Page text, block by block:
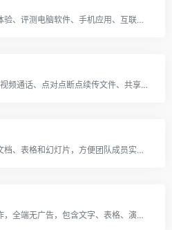
小众软件是一个分享、体验、评测电脑软件、手机应用、互联网产品的网站
腾讯QQ支持在线聊天、视频通话、点对点断点续传文件、共享文件、网络硬盘、自定义面板、QQ邮箱等多种功能，并可与多种通讯终端相连
支持多人在线协作编辑文档、表格和幻灯片，方便团队成员实时协作和共享信息
支持移动和电脑多端协作，全端无广告，包含文字、表格、演示等组件，并有丰富的模板资源